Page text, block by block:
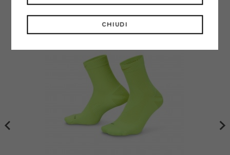
ALTERNATIVE
CHIUDI